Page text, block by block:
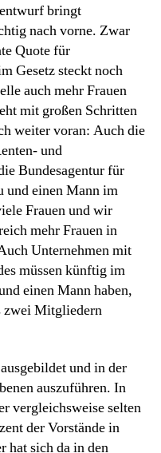
bringt
nach vorne. Zwar
Quote für
Gesetz steckt noch
auch mehr Frauen
mit großen Schritten
weiter voran: Auch die
und
Bundesagentur für
und einen Mann im
Frauen und wir
mehr Frauen in
Unternehmen mit
müssen künftig im
einen Mann haben,
zwei Mitgliedern
und in der
auszuführen. In
vergleichsweise selten
der Vorstände in
hat sich da in den